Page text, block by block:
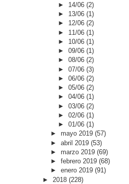
► 14/06(2)
► 13/06(1)
► 12/06(2)
► 11/06(1)
► 10/06(1)
►09/06(1)
►08/06(2)
►07/06(3)
►06/06(2)
►05/06(2)
►04/06(1)
►03/06(2)
►02/06(1)
►01/06(1)
► mayo 2019 (57)
► abril 2019 (53)
► marzo 2019 (69)
► febrero 2019 (68)
► enero 2019 (91)
► 2018 (228)